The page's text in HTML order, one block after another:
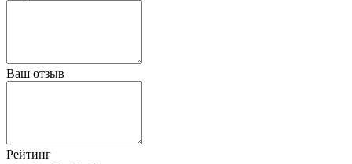
Ваш отзыв
Рейтинг